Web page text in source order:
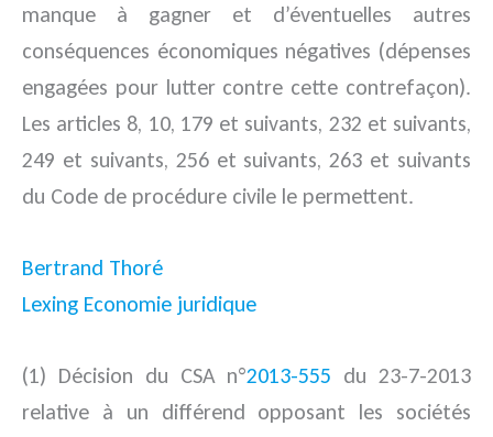
manque à gagner et d’éventuelles autres
conséquences économiques négatives (dépenses
engagées pour lutter contre cette contrefaçon).
Les articles 8, 10, 179 et suivants, 232 et suivants,
249 et suivants, 256 et suivants, 263 et suivants
du Code de procédure civile le permettent.
Bertrand Thoré
Lexing Economie juridique
(1) Décision du CSA n°2013-555 du 23-7-2013
relative à un différend opposant les sociétés